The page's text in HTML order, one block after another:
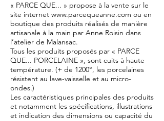
« PARCE QUE... » propose à la vente sur le
site internet www.parcequeanne.com ou en
boutique des produits réalisés de manière
artisanale à la main par Anne Roisin dans
l’atelier de Malansac.
Tous les produits proposés par « PARCE
QUE... PORCELAINE », sont cuits à haute
température. (+ de 1200°, les porcelaines
résistent au lave-vaisselle et au micro-
ondes.)
Les caractéristiques principales des produits
et notamment les spécifications, illustrations
et indication des dimensions ou capacité du